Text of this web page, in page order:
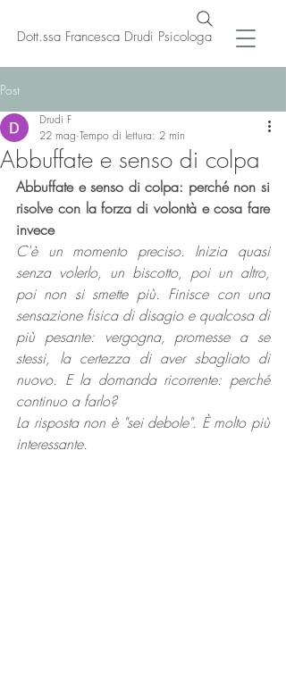
Dott.ssa Francesca Drudi Psicologa
Post
Abbuffate e senso di colpa
Drudi F
22 mag Tempo di lettura: 2 min
Abbuffate e senso di colpa: perché non si
risolve con la forza di volontà e cosa fare
invece
C'è un momento preciso. Inizia quasi
senza volerlo, un biscotto, poi un altro,
poi non si smette più. Finisce con una
sensazione fisica di disagio e qualcosa di
più pesante: vergogna, promesse a se
stessi, la certezza di aver sbagliato di
nuovo. E la domanda ricorrente: perché
continuo a farlo?
La risposta non è "sei debole". È molto più
interessante.